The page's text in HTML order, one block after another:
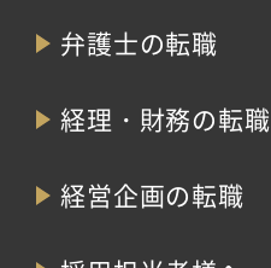
弁護士の転職
経理・財務の転職
経営企画の転職